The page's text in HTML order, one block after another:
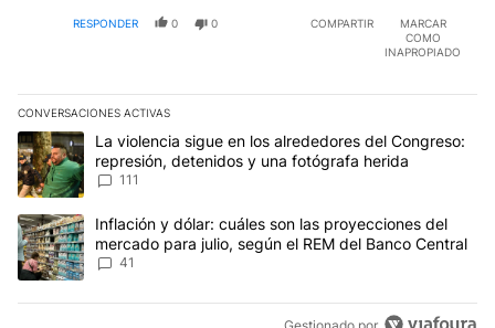
sabiendo que el mayor empleador son las PyMES, que
no están acostumbradas a organizarse por propia
vez de depender de los dólares para importar de los
agricultores, lo cual es tan "anormal" como vivir del
asistencialismo (siendo la pretensión el "normalizar" al
país).
EDITADO
RESPONDER 0 0 COMPARTIR
MARCAR
COMO
INAPROPIADO
CONVERSACIONES ACTIVAS
Este listado muestra los artículos con más comentarios en los
Un artículo de tendencia con el título "La violencia sigue en los
La violencia sigue en los alrededores del Congreso:
represión, detenidos y una fotógrafa herida
111
Un artículo de tendencia con el título "Inflación y dólar: cuáles
Inflación y dólar: cuáles son las proyecciones del
mercado para julio, según el REM del Banco Central
41